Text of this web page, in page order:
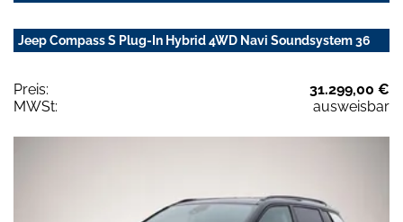
Jeep Compass S Plug-In Hybrid 4WD Navi Soundsystem 36
Preis:
31.299,00 €
MWSt:
ausweisbar